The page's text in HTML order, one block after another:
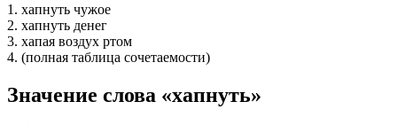
1. хапнуть чужое
2. хапнуть денег
3. хапая воздух ртом
4. (полная таблица сочетаемости)
Значение слова «хапнуть»